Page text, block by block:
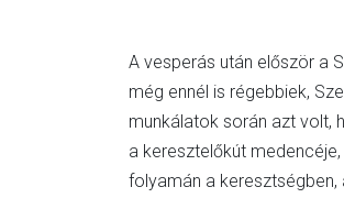
A vesperás után először a
még ennél is régebbiek,
munkálatok során azt volt,
a keresztelőkút
folyamán a